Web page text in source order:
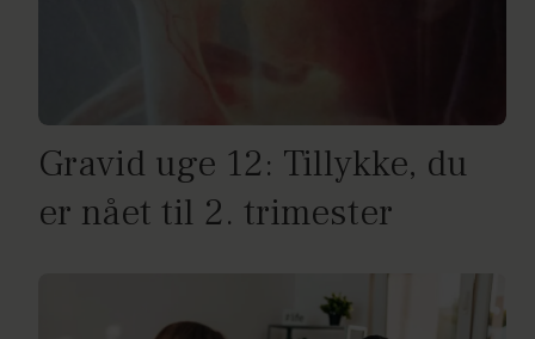
Gravid uge 12: Tillykke, du
er nået til 2. trimester